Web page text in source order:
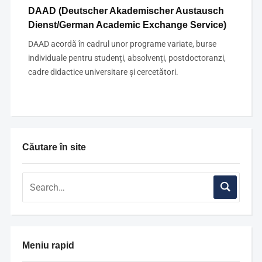
Căutare în site
Meniu rapid
DAAD (Deutscher Akademischer Austausch
Dienst/German Academic Exchange Service)
DAAD acordă în cadrul unor programe variate, burse
individuale pentru studenți, absolvenți, postdoctoranzi,
cadre didactice universitare și cercetători.